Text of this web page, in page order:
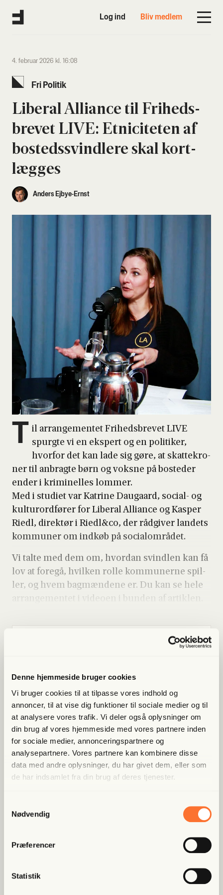
Denne hjemmeside bruger cookies
Vi bruger cookies til at tilpasse vores indhold og
annoncer, til at vise dig funktioner til sociale medier og til
at analysere vores trafik. Vi deler også oplysninger om
din brug af vores hjemmeside med vores partnere inden
for sociale medier, annonceringspartnere og
analysepartnere. Vores partnere kan kombinere disse
data med andre oplysninger, du har givet dem, eller som
de har indsamlet fra din brug af deres tjenester.
Nødvendig
Præferencer
Statistik
Log ind Bliv medlem
4. februar 2026 kl. 16:08
Fri Poli­tik
Libe­ral Alli­an­ce til Fri­heds­
bre­vet LIVE: Etni­ci­te­ten af
bosteds­svind­le­re skal kort­
læg­ges
Anders Ejbye-Ernst
T
il arran­ge­men­tet Fri­heds­bre­vet LIVE
spurg­te vi en eks­pert og en poli­ti­ker,
hvor­for det kan lade sig gøre, at skat­te­kro­
ner til anbrag­te børn og voks­ne på boste­der
ender i kri­mi­nel­les lom­mer.
Med i stu­di­et var Katri­ne Dau­gaard, soci­al- og
kul­tu­r­ord­fø­rer for Libe­ral Alli­an­ce og Kas­per
Riedl, direk­tør i Riedl&co, der råd­gi­ver lan­dets
kom­mu­ner om ind­køb på soci­a­l­om­rå­det.
Vi tal­te med dem om, hvor­dan svind­len kan få
lov at fore­gå, hvil­ken rol­le kom­mu­ner­ne spil­
ler, og hvem bag­mæn­de­ne er. Du kan se hele
spa­re 40%
Bliv med­lem og få adgang til hele Fri­heds­bre­vet. Fra
artik­ler til podcasts – få ori­gi­nal jour­na­li­stik, du ikke
fin­der andre ste­der
Bliv med­lem og spar nu
Allerede medlem?Log ind her.